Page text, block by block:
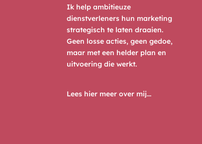
v
e
:
Ik help ambitieuze
dienstverleners hun marketing
strategisch te laten draaien.
Geen losse acties, geen gedoe,
maar met een helder plan en
uitvoering die werkt.
Lees hier meer over mij...